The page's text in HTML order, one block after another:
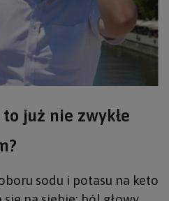
już nie zwykłe
sodu i potasu na keto